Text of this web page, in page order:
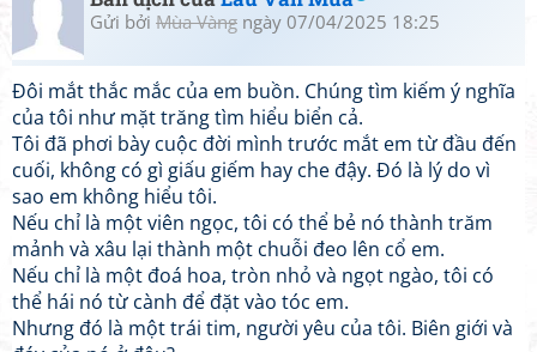
Gửi bởi Mùa Vàng ngày 07/04/2025 18:25
Đôi mắt thắc mắc của em buồn. Chúng tìm kiếm ý nghĩa
của tôi như mặt trăng tìm hiểu biển cả.
Tôi đã phơi bày cuộc đời mình trước mắt em từ đầu đến
cuối, không có gì giấu giếm hay che đậy. Đó là lý do vì
sao em không hiểu tôi.
Nếu chỉ là một viên ngọc, tôi có thể bẻ nó thành trăm
mảnh và xâu lại thành một chuỗi đeo lên cổ em.
Nếu chỉ là một đoá hoa, tròn nhỏ và ngọt ngào, tôi có
thể hái nó từ cành để đặt vào tóc em.
Nhưng đó là một trái tim, người yêu của tôi. Biên giới và